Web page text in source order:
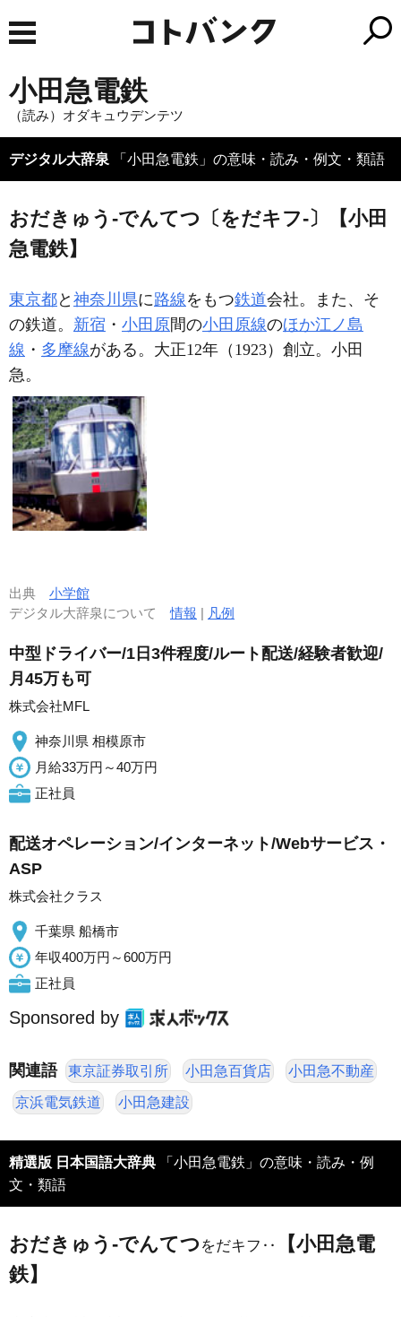
小田急電鉄
（読み）オダキュウデンテツ
デジタル大辞泉 「小田急電鉄」の意味・読み・例文・類語
おだきゅう‐でんてつ〔をだキフ‐〕【小田
急電鉄】
東京都と 神奈川県に路線をもつ鉄道会社。また、そ
の鉄道。 新宿 ・ 小田原間の小田原線のほか江ノ島
線 ・ 多摩線がある。大正12年（1923）創立。小田
急。
出典 小学館
デジタル大辞泉について情報 | 凡例
中型ドライバー/1日3件程度/ルート配送/経験者歓迎/
月45万も可
株式会社MFL
神奈川県 相模原市
月給33万円～40万円
正社員
配送オペレーション/インターネット/Webサービス・
ASP
株式会社クラス
千葉県 船橋市
年収400万円～600万円
正社員
Sponsored by
関連語 東京証券取引所 小田急百貨店 小田急不動産
京浜電気鉄道 小田急建設
精選版 日本国語大辞典 「小田急電鉄」の意味・読み・例
文・類語
おだきゅう‐でんてつ をだキフ‥
【小田急電
鉄】